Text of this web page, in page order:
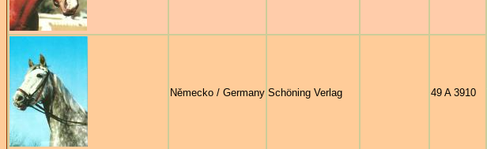
Německo / Germany Schöning Verlag 49 A 3910